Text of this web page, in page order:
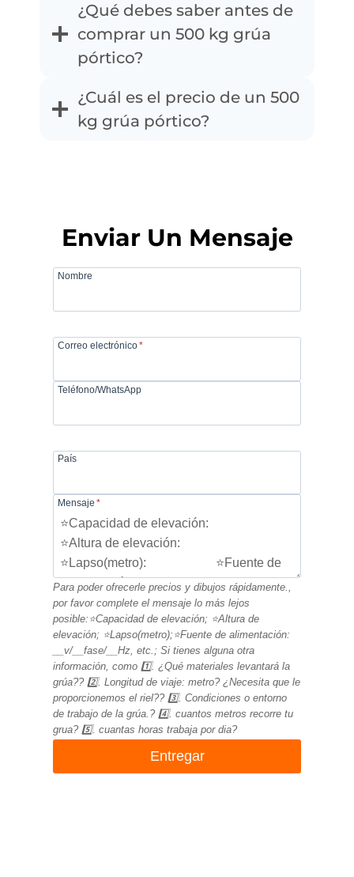
¿Qué debes saber antes de
comprar un 500 kg grúa
pórtico?
¿Cuál es el precio de un 500
kg grúa pórtico?
Enviar Un Mensaje
Nombre
Correo electrónico*
Teléfono/WhatsApp
País
Mensaje *
Para poder ofrecerle precios y dibujos rápidamente.,
por favor complete el mensaje lo más lejos
posible:⭐Capacidad de elevación; ⭐Altura de
elevación; ⭐Lapso(metro);⭐Fuente de alimentación:
__v/__fase/__Hz, etc.; Si tienes alguna otra
información, como 1️⃣. ¿Qué materiales levantará la
grúa?? 2️⃣. Longitud de viaje: metro? ¿Necesita que le
proporcionemos el riel?? 3️⃣. Condiciones o entorno
de trabajo de la grúa.? 4️⃣. cuantos metros recorre tu
grua? 5️⃣. cuantas horas trabaja por dia?
Entregar